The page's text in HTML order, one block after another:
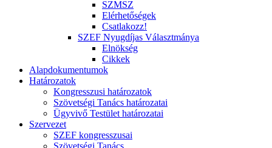
SZMSZ
Elérhetőségek
Csatlakozz!
SZEF Nyugdíjas Választmánya
Elnökség
Cikkek
Alapdokumentumok
Határozatok
Kongresszusi határozatok
Szövetségi Tanács határozatai
Ügyvivő Testület határozatai
Szervezet
SZEF kongresszusai